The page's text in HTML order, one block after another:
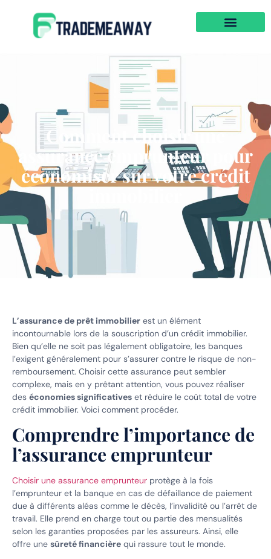
Comment choisir une
assurance emprunteur pour
économiser sur votre crédit
L’assurance de prêt immobilier est un élément
incontournable lors de la souscription d’un crédit immobilier.
Bien qu’elle ne soit pas légalement obligatoire, les banques
l’exigent généralement pour s’assurer contre le risque de non-
remboursement. Choisir cette assurance peut sembler
complexe, mais en y prêtant attention, vous pouvez réaliser
des économies significatives et réduire le coût total de votre
crédit immobilier. Voici comment procéder.
Comprendre l’importance de
l’assurance emprunteur
Choisir une assurance emprunteur protège à la fois
l’emprunteur et la banque en cas de défaillance de paiement
due à différents aléas comme le décès, l’invalidité ou l’arrêt de
travail. Elle prend en charge tout ou partie des mensualités
selon les garanties proposées par les assureurs. Ainsi, elle
offre une sûreté financière qui rassure tout le monde.